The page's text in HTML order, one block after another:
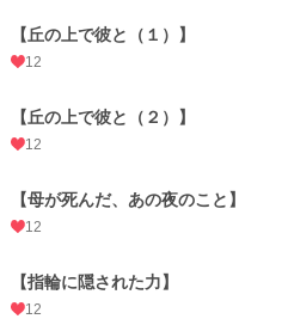
【丘の上で彼と（１）】
12
【丘の上で彼と（２）】
12
【母が死んだ、あの夜のこと】
12
【指輪に隠された力】
12